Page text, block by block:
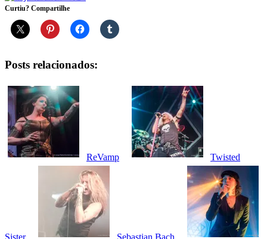
Curtiu? Compartilhe
Posts relacionados:
ReVamp Twisted
Sister
Sebastian Bach